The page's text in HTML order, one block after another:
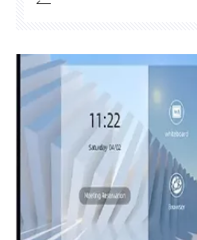
digitale care
și susțin experiențele
cele mai dezbătute
se numără alegerea
interactive și